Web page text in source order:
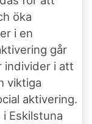
öka
i en
går
individer i att
viktiga
aktivering.
Eskilstuna